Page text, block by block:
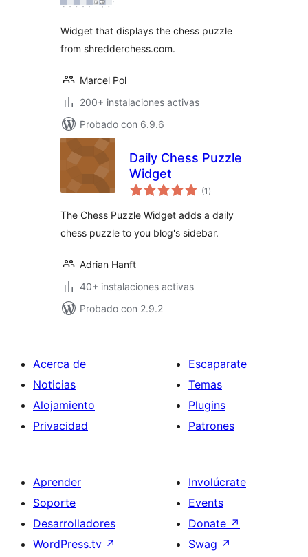
Widget that displays the chess puzzle
from shredderchess.com.
Marcel Pol
200+ instalaciones activas
Probado con 6.9.6
Daily Chess Puzzle
Widget
(1 total
de
)
The Chess Puzzle Widget adds a daily
chess puzzle to you blog's sidebar.
Adrian Hanft
40+ instalaciones activas
Probado con 2.9.2
Acerca de
Noticias
Alojamiento
Privacidad
Escaparate
Temas
Plugins
Patrones
Aprender
Soporte
Desarrolladores
WordPress.tv ↗
Involúcrate
Events
Donate ↗
Swag ↗